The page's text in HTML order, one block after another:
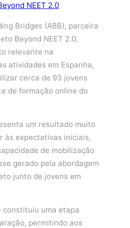
NEET 2.0
Bridges (ABB), parceira
Beyond NEET 2.0,
relevante na
atividades em Espanha,
cerca de 93 jovens
de formação online do
um resultado muito
às expectativas iniciais,
de mobilização
gerado pela abordagem
junto de jovens em
constituiu uma etapa
permitindo aos